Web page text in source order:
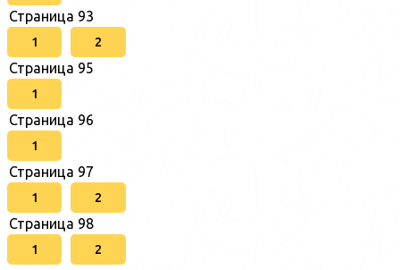
Страница 93
1 2
Страница 95
1
Страница 96
1
Страница 97
1 2
Страница 98
1 2